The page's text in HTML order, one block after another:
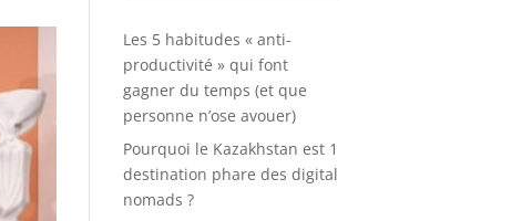
Les 5 habitudes « anti-
productivité » qui font
gagner du temps (et que
personne n’ose avouer)
Pourquoi le Kazakhstan est 1
destination phare des digital
nomads ?